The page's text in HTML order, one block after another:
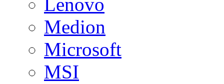
Medion
Microsoft
MSI